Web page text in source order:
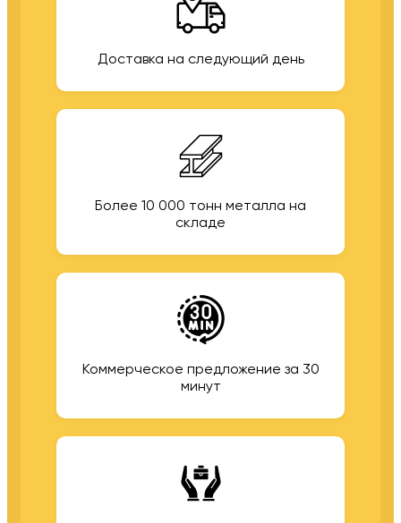
Доставка на следующий день
Более 10 000 тонн металла на
складе
Коммерческое предложение за 30
минут